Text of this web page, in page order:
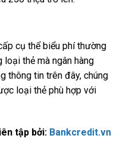
cụ thể biểu phí thường
thẻ mà ngân hàng
thông tin trên đây, chúng
loại thẻ phù hợp với
tập bởi: Bankcredit.vn